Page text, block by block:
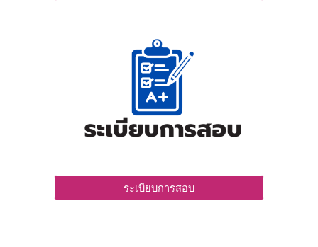
ระเบียบการสอบ